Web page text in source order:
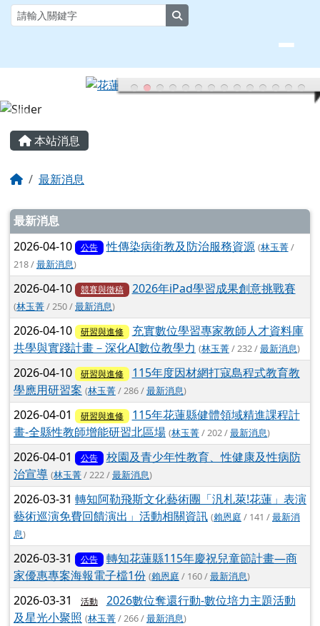
跳至主內容區
花蓮縣大榮國小全球資訊網
主內容區域
本站消息
回首頁最新消息
文章列表
最新消息
2026-04-10 公告 性傳染病衛教及防治服務資源 (林玉菁/
218 /最新消息)
2026-04-10 競賽與徵稿 2026年iPad學習成果創意挑戰賽
(林玉菁/ 250 /最新消息)
2026-04-10 研習與進修
充實數位學習專家教師人才資料庫
共學與實踐計畫－深化AI數位教學力 (林玉菁/ 232 /最新消息)
2026-04-10 研習與進修
115年度因材網打寇島程式教育教
學應用研習案 (林玉菁/ 286 /最新消息)
2026-04-01 研習與進修
115年花蓮縣健體領域精進課程計
畫-全縣性教師增能研習北區場 (林玉菁/ 202 /最新消息)
2026-04-01 公告
校園及青少年性教育、性健康及性病防
治宣導 (林玉菁/ 222 /最新消息)
2026-03-31 轉知阿勒飛斯文化藝術團「汎札萊!花蓮」表演
藝術巡演免費回饋演出」活動相關資訊 (賴恩庭 / 141 /最新消
息)
2026-03-31 公告
轉知花蓮縣115年慶祝兒童節計畫—商
家優惠專案海報電子檔1份 (賴恩庭 / 160 /最新消息)
2026-03-31 活動
2026數位奪還行動-數位培力主題活動
及星光小聚照 (林玉菁/ 266 /最新消息)
頁尾區域